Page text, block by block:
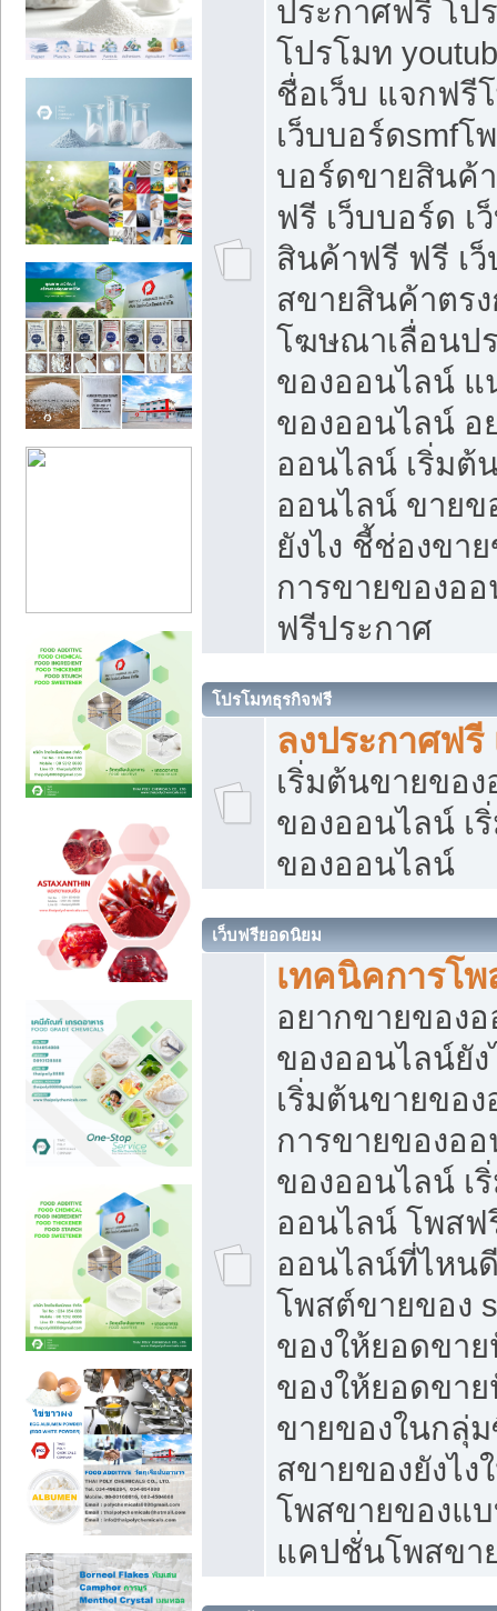
ประกาศฟรี โป
โปรโมท
ชื่อเว็บ แจกฟรี
เว็บบอร์ดsmfโ
บอร์ดขายสินค้
ฟรี เว็บบอร์ด เ
สินค้าฟรี ฟรี เ
สขายสินค้าตร
โฆษณาเลื่อนป
ของออนไลน์ แ
ของออนไลน์ อ
ออนไลน์ เริ่มต้
ออนไลน์ ขายข
ยังไง ชี้ช่องขา
การขายของออ
ฟรีประกาศ
โปรโมทธุรกิจฟรี
ลงประกาศฟรี
เริ่มต้นขายขอ
ของออนไลน์ เ
ของออนไลน์
เว็บฟรียอดนิยม
เทคนิคการโ
อยากขายของ
ของออนไลน์ยั
เริ่มต้นขายของ
การขายของอ
ของออนไลน์ เ
ออนไลน์ โพสฟ
ออนไลน์ที่ไหน
โพสต์ขายของ
ของให้ยอดขา
ของให้ยอดขา
ขายของในกลุ่
สขายของยังไ
โพสขายของแ
แคปชั่นโพสขา